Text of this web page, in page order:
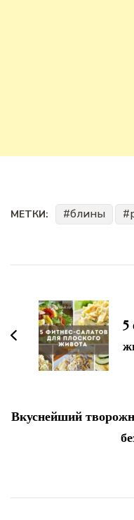
МЕТКИ: блины
записям
5
Вкуснейший